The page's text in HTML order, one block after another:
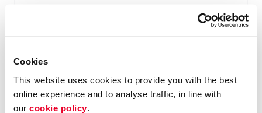
Cookies
This website uses cookies to provide you with the best
online experience and to analyse traffic, in line with
our cookie policy.